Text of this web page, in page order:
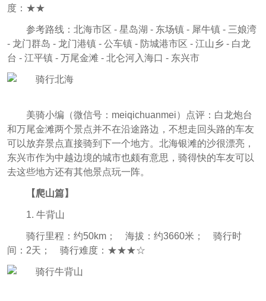
度：★★
参考路线：北海市区 - 星岛湖 - 东场镇 - 犀牛镇 - 三娘湾
- 龙门群岛 - 龙门港镇 - 公车镇 - 防城港市区 - 江山乡 - 白龙
台 - 江平镇 - 万尾金滩 - 北仑河入海口 - 东兴市
美骑小编（微信号：meiqichuanmei）点评： 白龙炮台
和万尾金滩两个景点并不在沿途路边，不想走回头路的车友
可以放弃景点直接骑到下一个地方。北海银滩的沙很漂亮，
东兴市作为中越边境的城市也颇有意思，骑得快的车友可以
去这些地方还有其他景点玩一阵。
【爬山篇】
1. 牛背山
骑行里程：约50km； 海拔：约3660米； 骑行时
间：2天； 骑行难度：★★★☆